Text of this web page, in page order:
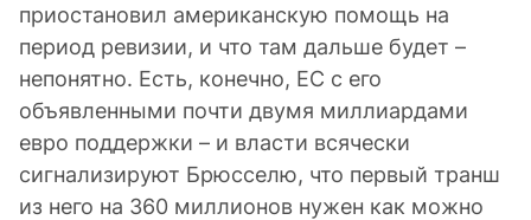
приостановил американскую помощь на
период ревизии, и что там дальше будет –
непонятно. Есть, конечно, ЕС с его
объявленными почти двумя миллиардами
евро поддержки – и власти всячески
сигнализируют Брюсселю, что первый транш
из него на 360 миллионов нужен как можно